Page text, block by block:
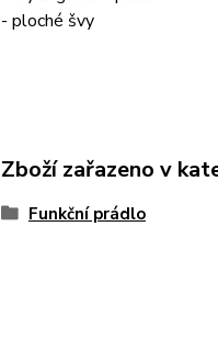
- ploché švy
Zboží zařazeno v
Funkční prádlo